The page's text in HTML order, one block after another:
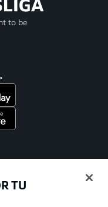
to be
TU